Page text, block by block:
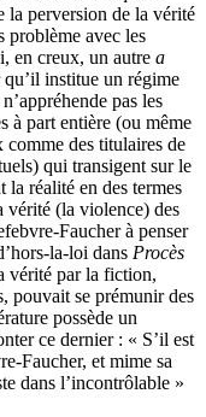
la perversion de la vérité
problème avec les
en creux, un autre a
institue un régime
pas les
à part entière (ou même
comme des titulaires de
qui transigent sur le
réalité en des termes
vérité (la violence) des
Faucher à penser
la-loi dans Procès
vérité par la fiction,
pouvait se prémunir des
possède un
ce dernier : « S’il est
Faucher, et mime sa
dans l’incontrôlable »